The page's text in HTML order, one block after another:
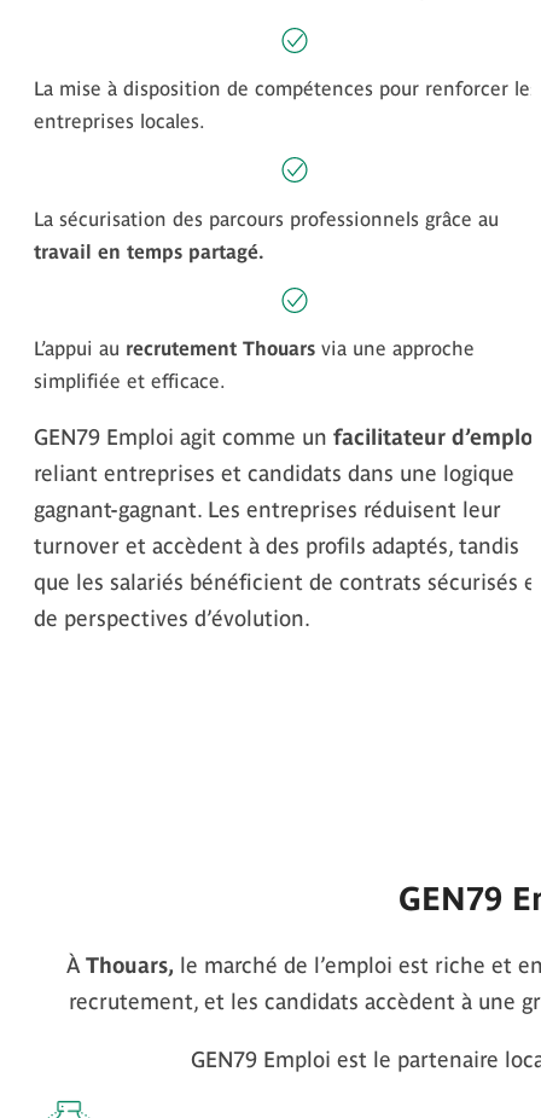
La mise à disposition de compétences pour renforcer les
entreprises locales.
La sécurisation des parcours professionnels grâce au
travail en temps partagé.
L’appui au recrutement Thouars via une approche
simplifiée et efficace.
GEN79 Emploi agit comme un facilitateur d’emploi
reliant entreprises et candidats dans une logique
gagnant-gagnant. Les entreprises réduisent leur
turnover et accèdent à des profils adaptés, tandis
que les salariés bénéficient de contrats sécurisés
de perspectives d’évolution.
GEN79
À Thouars, le marché de l’emploi est riche et
recrutement, et les candidats accèdent à une
GEN79 Emploi est le partenaire